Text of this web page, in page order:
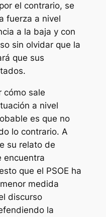
el contrario, se
fuerza a nivel
a la baja y con
sin olvidar que la
que sus
cómo sale
a nivel
es que no
lo contrario. A
su relato de
encuentra
que el PSOE ha
medida
discurso
la